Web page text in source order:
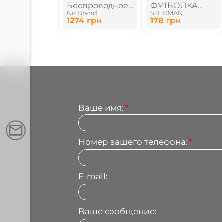
Беспроводное
зарядное
устройство
No Brand
1274 грн
ФУТБОЛКА
ДЕЦКАЯ
STEDMAN
178 грн
Ваше имя:*
Номер вашего телефона:*
E-mail:
Ваше сообщение: